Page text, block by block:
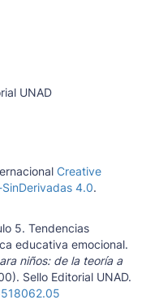
UNAD
Creative
4.0.
5. Tendencias
educativa emocional.
niños: de la teoría a
Sello Editorial UNAD.